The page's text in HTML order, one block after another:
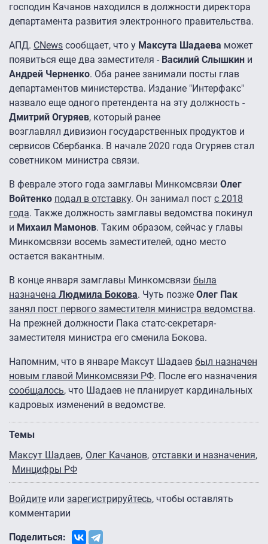
господин Качанов находился в должности директора
департамента развития электронного правительства.
АПД. CNews сообщает, что у Максута Шадаева может
появиться еще два заместителя - Василий Слышкин и
Андрей Черненко. Оба ранее занимали посты глав
департаментов министерства. Издание "Интерфакс"
назвало еще одного претендента на эту должность -
Дмитрий Огуряев, который ранее
возглавлял дивизион государственных продуктов и
сервисов Сбербанка. В начале 2020 года Огуряев стал
советником министра связи.
В феврале этого года замглавы Минкомсвязи Олег
Войтенко подал в отставку. Он занимал пост с 2018
года. Также должность замглавы ведомства покинул
и Михаил Мамонов. Таким образом, сейчас у главы
Минкомсвязи восемь заместителей, одно место
остается вакантным.
В конце января замглавы Минкомсвязи была
назначена Людмила Бокова. Чуть позже Олег Пак
занял пост первого заместителя министра ведомства.
На прежней должности Пака статс-секретаря-
заместителя министра его сменила Бокова.
Напомним, что в январе Максут Шадаев был назначен
новым главой Минкомсвязи РФ. После его назначения
сообщалось, что Шадаев не планирует кардинальных
кадровых изменений в ведомстве.
Темы
Максут Шадаев Олег Качанов отставки и назначения
Минцифры РФ
Войдите или зарегистрируйтесь, чтобы оставлять
комментарии
Поделиться: